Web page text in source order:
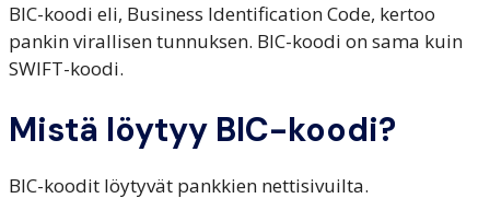
BIC-koodi eli, Business Identification Code, kertoo
pankin virallisen tunnuksen. BIC-koodi on sama kuin
SWIFT-koodi.
Mistä löytyy BIC-koodi?
BIC-koodit löytyvät pankkien nettisivuilta.